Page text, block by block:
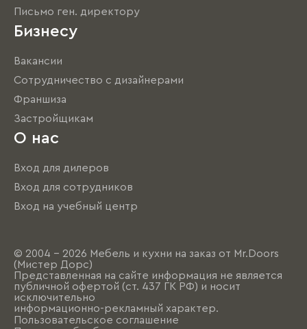
Письмо ген. директору
Бизнесу
Вакансии
Сотрудничество с дизайнерами
Франшиза
Застройщикам
О нас
Вход для дилеров
Вход для сотрудников
Вход на учебный центр
© 2004 - 2026 Мебель и кухни на заказ от Mr.Doors
(Мистер Дорс)
Представленная на сайте информация не является
публичной офертой (ст. 437 ГК РФ) и носит
исключительно
информационно-рекламный характер.
Пользовательское соглашение